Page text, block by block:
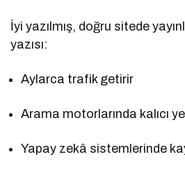
İyi yazılmış, doğru sitede
yazısı:
Aylarca trafik getirir
Arama motorlarında kalıcı
Yapay zekâ sistemlerinde